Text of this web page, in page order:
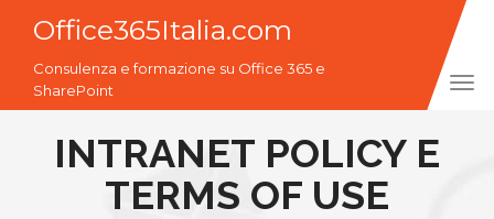
Office365Italia.com
Consulenza e formazione su Office 365 e
SharePoint
INTRANET POLICY E
TERMS OF USE